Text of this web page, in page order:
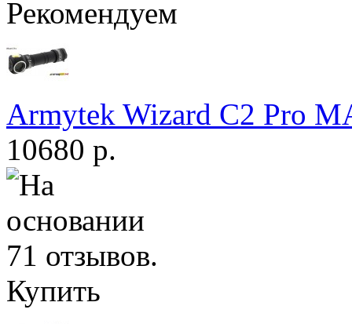
Рекомендуем
Armytek Wizard С2 Pro
10680 р.
Купить